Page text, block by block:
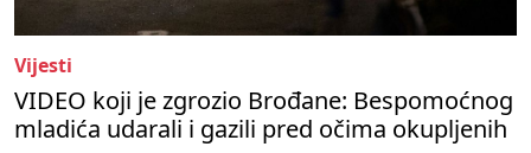
Vijesti
VIDEO koji je zgrozio Brođane: Bespomoćnog
mladića udarali i gazili pred očima okupljenih